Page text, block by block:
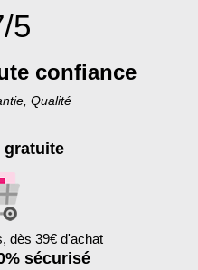
5
confiance
Qualité
gratuite
dès 39€ d'achat
sécurisé